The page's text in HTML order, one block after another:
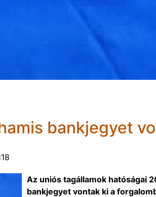
bankjegyet
Az uniós tagállamok hatóságai
bankjegyet vontak ki a